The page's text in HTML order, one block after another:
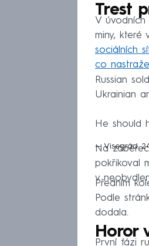
Trest
V
miny, které
sociálních
co
Russian
Ukrainian
He should
— Visegrád
Na
pokřikoval
v
Předním
Podle
dodala.
Horor
První fázi